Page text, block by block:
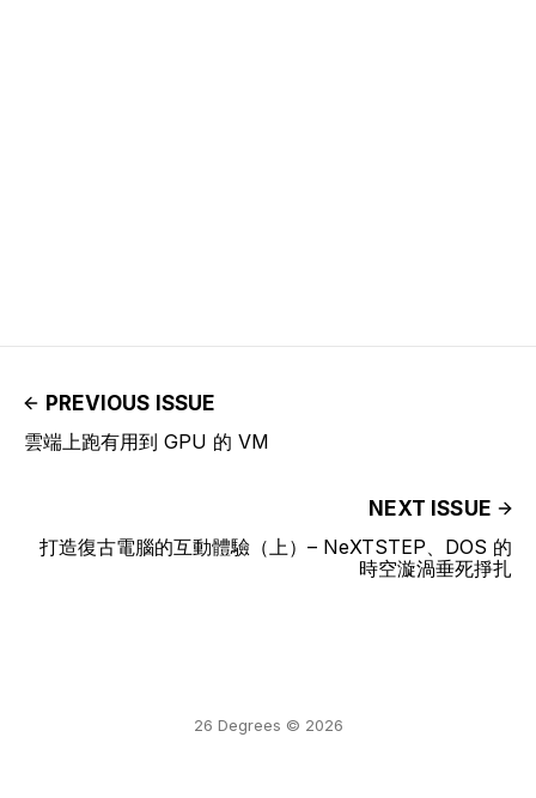
PREVIOUS ISSUE
雲端上跑有用到 GPU 的 VM
NEXT ISSUE
打造復古電腦的互動體驗（上）– NeXTSTEP、DOS 的
時空漩渦垂死掙扎
26 Degrees © 2026